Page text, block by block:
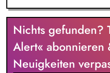
Nichts gefunden?
Alert« abonnieren
Neuigkeiten